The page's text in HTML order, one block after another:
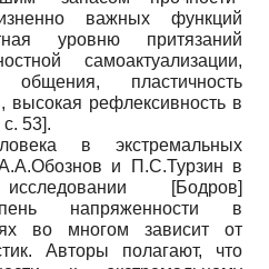
важных функций
уровню притязаний
самоактуализации,
общения, пластичность
высокая рефлексивность в
с. 53].
в экстремальных
и П.С.Турзин в
исследовании
[Бодров]
напряженности в
во многом зависит от
Авторы полагают, что